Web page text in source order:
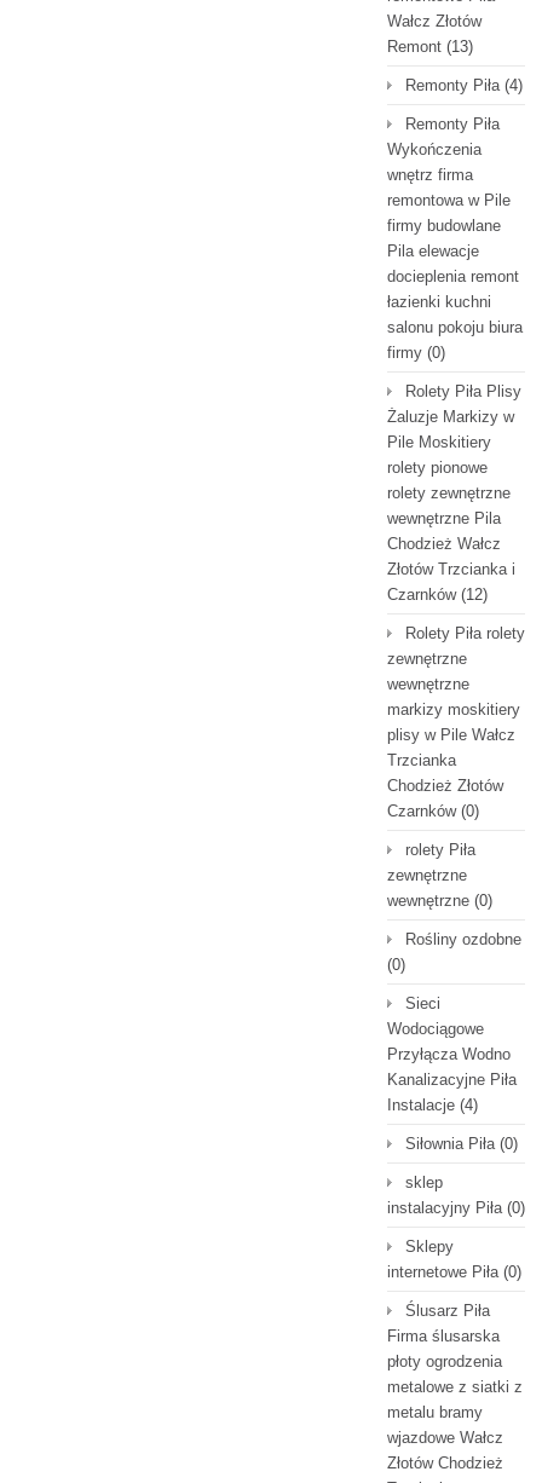
Wałcz Złotów
Remont (13)
Remonty Piła(4)
Remonty Piła
Wykończenia
wnętrz firma
remontowa w Pile
firmy budowlane
Pila elewacje
docieplenia remont
łazienki kuchni
salonu pokoju biura
firmy (0)
Rolety Piła Plisy
Żaluzje Markizy w
Pile Moskitiery
rolety pionowe
rolety zewnętrzne
wewnętrzne Pila
Chodzież Wałcz
Złotów Trzcianka i
Czarnków(12)
Rolety Piła rolety
zewnętrzne
wewnętrzne
markizy moskitiery
plisy w Pile Wałcz
Trzcianka
Chodzież Złotów
Czarnków(0)
rolety Piła
zewnętrzne
wewnętrzne (0)
Rośliny ozdobne
(0)
Sieci
Wodociągowe
Przyłącza Wodno
Kanalizacyjne Piła
Instalacje (4)
Siłownia Piła(0)
sklep
instalacyjny Piła(0)
Sklepy
internetowe Piła(0)
Ślusarz Piła
Firma ślusarska
płoty ogrodzenia
metalowe z siatki z
metalu bramy
wjazdowe Wałcz
Złotów Chodzież